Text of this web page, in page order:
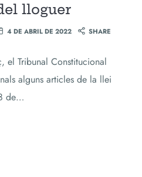
lloguer
4 DE ABRIL DE 2022 SHARE
el Tribunal Constitucional
alguns articles de la llei
de…